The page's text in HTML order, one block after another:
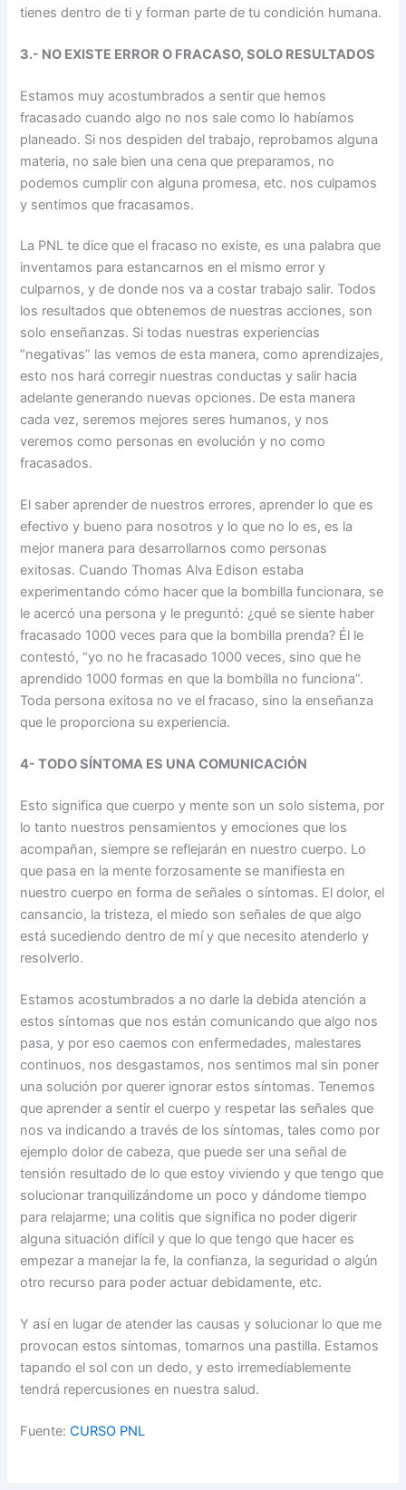
tienes dentro de ti y forman parte de tu condición humana.
3.- NO EXISTE ERROR O FRACASO, SOLO RESULTADOS
Estamos muy acostumbrados a sentir que hemos
fracasado cuando algo no nos sale como lo habíamos
planeado. Si nos despiden del trabajo, reprobamos alguna
materia, no sale bien una cena que preparamos, no
podemos cumplir con alguna promesa, etc. nos culpamos
y sentimos que fracasamos.
La PNL te dice que el fracaso no existe, es una palabra que
inventamos para estancarnos en el mismo error y
culparnos, y de donde nos va a costar trabajo salir. Todos
los resultados que obtenemos de nuestras acciones, son
solo enseñanzas. Si todas nuestras experiencias
“negativas” las vemos de esta manera, como aprendizajes,
esto nos hará corregir nuestras conductas y salir hacia
adelante generando nuevas opciones. De esta manera
cada vez, seremos mejores seres humanos, y nos
veremos como personas en evolución y no como
fracasados.
El saber aprender de nuestros errores, aprender lo que es
efectivo y bueno para nosotros y lo que no lo es, es la
mejor manera para desarrollarnos como personas
exitosas. Cuando Thomas Alva Edison estaba
experimentando cómo hacer que la bombilla funcionara, se
le acercó una persona y le preguntó: ¿qué se siente haber
fracasado 1000 veces para que la bombilla prenda? Él le
contestó, “yo no he fracasado 1000 veces, sino que he
aprendido 1000 formas en que la bombilla no funciona”.
Toda persona exitosa no ve el fracaso, sino la enseñanza
que le proporciona su experiencia.
4- TODO SÍNTOMA ES UNA COMUNICACIÓN
Esto significa que cuerpo y mente son un solo sistema, por
lo tanto nuestros pensamientos y emociones que los
acompañan, siempre se reflejarán en nuestro cuerpo. Lo
que pasa en la mente forzosamente se manifiesta en
nuestro cuerpo en forma de señales o síntomas. El dolor, el
cansancio, la tristeza, el miedo son señales de que algo
está sucediendo dentro de mí y que necesito atenderlo y
resolverlo.
Estamos acostumbrados a no darle la debida atención a
estos síntomas que nos están comunicando que algo nos
pasa, y por eso caemos con enfermedades, malestares
continuos, nos desgastamos, nos sentimos mal sin poner
una solución por querer ignorar estos síntomas. Tenemos
que aprender a sentir el cuerpo y respetar las señales que
nos va indicando a través de los síntomas, tales como por
ejemplo dolor de cabeza, que puede ser una señal de
tensión resultado de lo que estoy viviendo y que tengo que
solucionar tranquilizándome un poco y dándome tiempo
para relajarme; una colitis que significa no poder digerir
alguna situación difícil y que lo que tengo que hacer es
empezar a manejar la fe, la confianza, la seguridad o algún
otro recurso para poder actuar debidamente, etc.
Y así en lugar de atender las causas y solucionar lo que me
provocan estos síntomas, tomarnos una pastilla. Estamos
tapando el sol con un dedo, y esto irremediablemente
tendrá repercusiones en nuestra salud.
Fuente:CURSO PNL